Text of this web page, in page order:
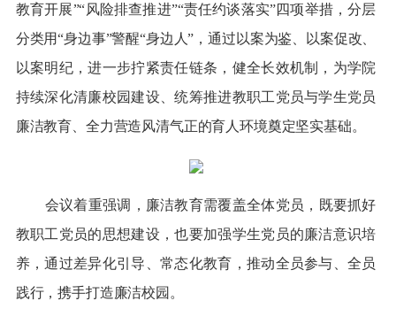
教育开展”“风险排查推进”“责任约谈落实”四项举措，分层
分类用“身边事”警醒“身边人”，通过以案为鉴、以案促改、
以案明纪，进一步拧紧责任链条，健全长效机制，为学院
持续深化清廉校园建设、统筹推进教职工党员与学生党员
廉洁教育、全力营造风清气正的育人环境奠定坚实基础。
会议着重强调，廉洁教育需覆盖全体党员，既要抓好
教职工党员的思想建设，也要加强学生党员的廉洁意识培
养，通过差异化引导、常态化教育，推动全员参与、全员
践行，携手打造廉洁校园。